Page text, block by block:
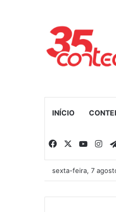
INÍCIO
Facebook
sexta-feira, 7